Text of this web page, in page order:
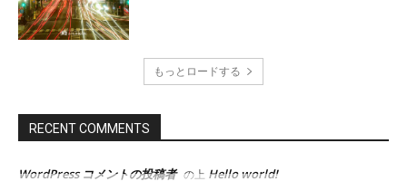
もっとロードする
RECENT COMMENTS
WordPress コメントの投稿者 の上 Hello world!